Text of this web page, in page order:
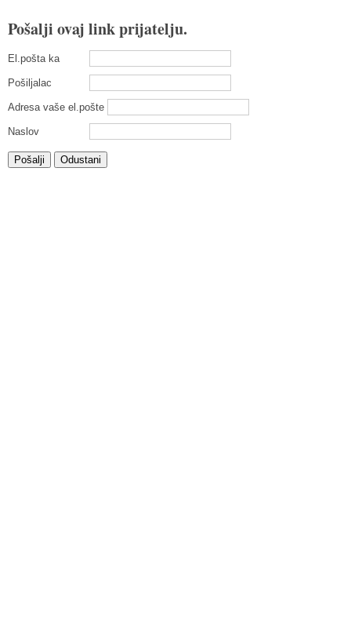
Pošalji ovaj link prijatelju.
El.pošta ka
Pošiljalac
Adresa vaše el.pošte
Naslov
Pošalji Odustani